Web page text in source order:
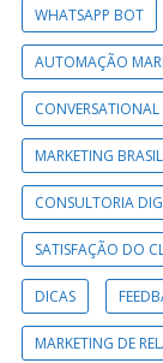
WHATSAPP BOT
AUTOMAÇÃO
MARKETING
CONSULTORIA
SATISFAÇÃO DO
DICAS
MARKETING DE